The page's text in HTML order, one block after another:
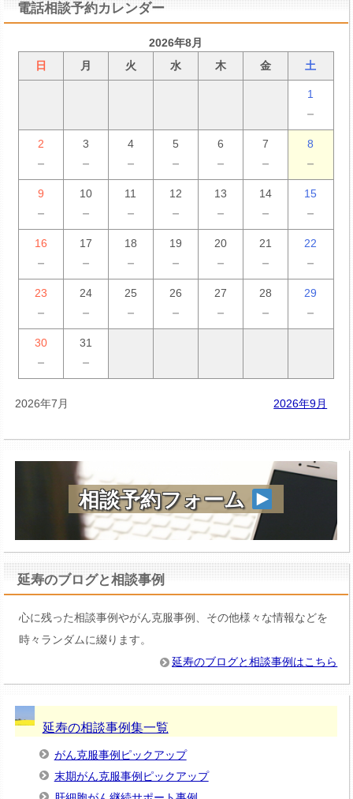
電話相談予約カレンダー
2026年8月
日
月 火 水 木 金 土
1
－
2
－
3
－
4
－
5
－
6
－
7
－
8
－
9
－
10
－
11
－
12
－
13
－
14
－
15
－
16
－
17
－
18
－
19
－
20
－
21
－
22
－
23
－
24
－
25
－
26
－
27
－
28
－
29
－
30
－
31
－
2026年7月 2026年9月
相談予約フォーム
延寿のブログと相談事例
心に残った相談事例やがん克服事例、その他様々な情報などを
時々ランダムに綴ります。
延寿のブログと相談事例はこちら
延寿の相談事例集一覧
がん克服事例ピックアップ
末期がん克服事例ピックアップ